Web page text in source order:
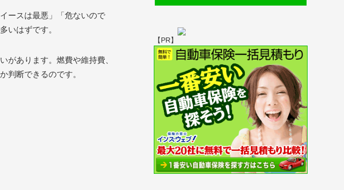
ースは最悪」「危ないので
いはずです。
があります。燃費や維持費、
判断できるのです。
【PR】